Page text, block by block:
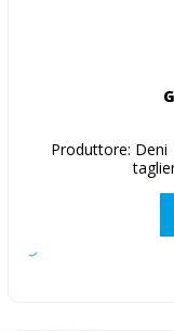
Produttore: